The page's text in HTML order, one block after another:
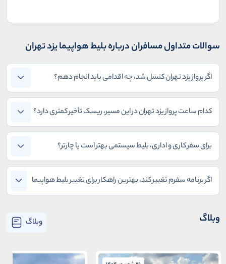
سوالات متداول مسافران درباره بلیط هواپیما یزد تهران
اگر پرواز یزد تهران کنسل شد، چه اقدامی باید انجام دهم؟
کدام ساعت پرواز یزد تهران در این مسیر، ریسک تأخیر کمتری دارد؟
برای سفر کاری و اداری، بلیط سیستمی بهتر است یا چارتر؟
اگر برنامه سفرم تغییر کند، بهترین راهکار برای تغییر بلیط هواپیما
یزد تهران چیست؟
وبلاگ وبلاگ